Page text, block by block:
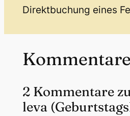
Direktbuchung eines
Kommentare
2 Kommentare
leva